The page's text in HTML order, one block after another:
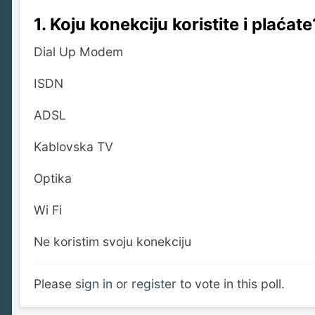
1. Koju konekciju koristite i
Dial Up Modem
ISDN
ADSL
Kablovska TV
Optika
Wi Fi
Ne koristim svoju konekciju
Please sign in or register to vote in this poll.